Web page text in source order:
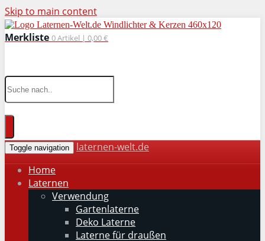
Skip to main content
Merkliste 0Artikel | 0,00 €
Toggle navigation
laternen-welt.de
Home
Laternen
Verwendung
Gartenlaterne
Deko Laterne
Laterne für draußen